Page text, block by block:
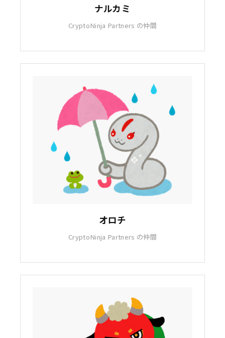
ナルカミ
CryptoNinja Partners の仲間
オロチ
CryptoNinja Partners の仲間